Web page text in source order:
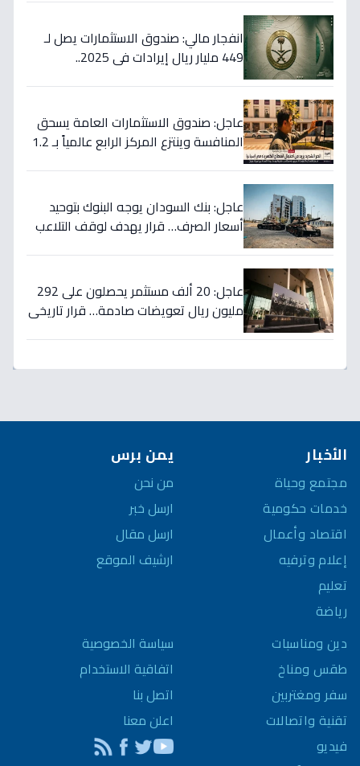
انفجار مالي: صندوق الاستثمارات يصل لـ
449 مليار ريال إيرادات في 2025..
عاجل: صندوق الاستثمارات العامة يسحق
المنافسة وينتزع المركز الرابع عالمياً بـ 1.2
عاجل: بنك السودان يوجه البنوك بتوحيد
أسعار الصرف… قرار يهدف لوقف التلاعب
عاجل: 20 ألف مستثمر يحصلون على 292
مليون ريال تعويضات صادمة… قرار تاريخي
الأخبار
مجتمع وحياة
خدمات حكومية
اقتصاد وأعمال
إعلام وترفيه
تعليم
رياضة
دين ومناسبات
طقس ومناخ
سفر ومغتربين
تقنية واتصالات
فيديو
يمن برس
من نحن
ارسل خبر
ارسل مقال
ارشيف الموقع
سياسة الخصوصية
اتفاقية الاستخدام
اتصل بنا
اعلن معنا